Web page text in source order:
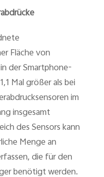
Fläche von
der Smartphone-
Mal größer als bei
im
insgesamt
des Sensors kann
Menge an
die für den
benötigt werden.